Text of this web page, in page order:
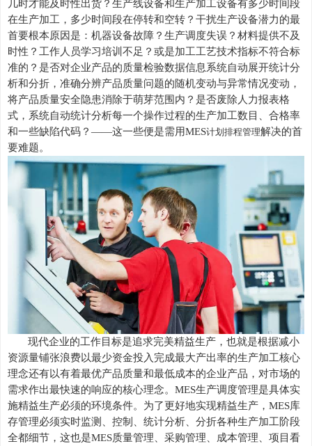
几时才能及时性出货？生产线设备和生产加工设备有多少时间段
在生产加工，多少时间段在停转和空转？干扰生产设备潜力的最
首要根本原因是：机器设备故障？生产调度失误？材料提供不及
时性？工作人员学习培训不足？或是加工工艺技术指标不符合标
准的？是否对企业产品的质量检验数据信息系统自动展开统计分
析和分折，准确分辨产品质量问题的随机变动与异常情况变动，
将产品质量安全隐患消除于萌芽范围内？是否废除人力报表格
式，系统自动统计分析每一个操作过程的生产加工数目、合格率
和一些缺陷代码？——这一些便是需用MES计划排程管理解决的首
要难题。
现代企业的工作目标是追求完美精益生产，也就是根据减小
资源量铺张浪费以最少资金投入完成最大产出率的生产加工核心
理念还有以有着最优产品质量和最低成本的企业产品，对市场的
需求作出最快速的响应的核心理念。 MES生产调度管理是具体实
施精益生产必须的环境条件。为了更好地实现精益生产，MES库
存管理必须实时监测、控制、统计分析、分折各种生产加工阶段
全都细节，这也是MES质量管理、 采购管理、成本管理、项目看